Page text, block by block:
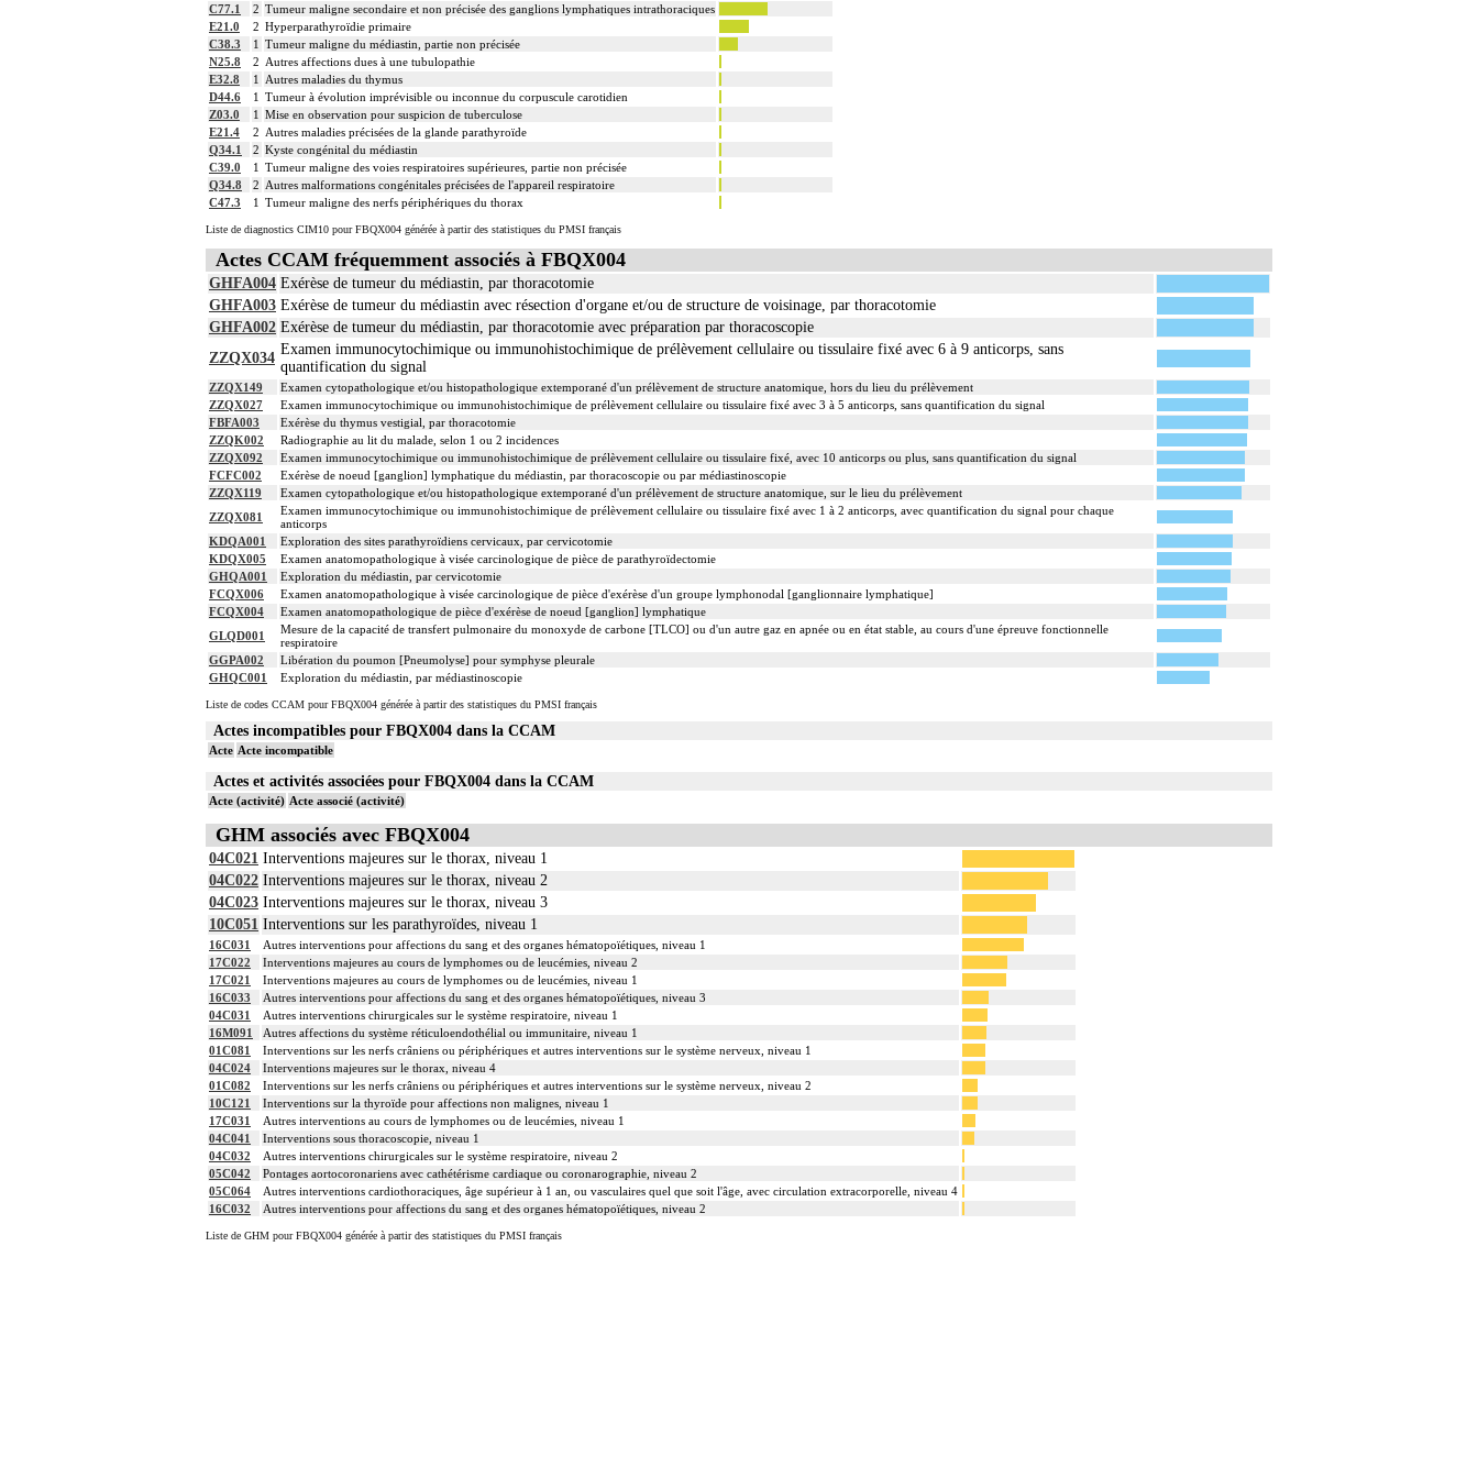
À l'exclusion de : examen anatomopathologique de lésion précancéreuse de découverte fortuite lors de l'examen anatomopathologique
5.1.8
Facturation :
un seul acte peut être facturé que l'exérèse soit monobloc ou en fragments non différenciés par le préleveur, partielle ou totale, pour chaque structure anatomique
C77.1
2 Tumeur maligne secondaire et non précisée des ganglions lymphatiques intrathoraciques
E21.0
2 Hyperparathyroïdie primaire
C38.3
1 Tumeur maligne du médiastin, partie non précisée
N25.8
2 Autres affections dues à une tubulopathie
E32.8
1
Autres maladies du thymus
D44.6
1 Tumeur à évolution imprévisible ou inconnue du corpuscule carotidien
Z03.0
1 Mise en observation pour suspicion de tuberculose
E21.4
2 Autres maladies précisées de la glande parathyroïde
Q34.1
2 Kyste congénital du médiastin
C39.0
1 Tumeur maligne des voies respiratoires supérieures, partie non précisée
Q34.8
2 Autres malformations congénitales précisées de l'appareil respiratoire
C47.3
1 Tumeur maligne des nerfs périphériques du thorax
Liste de diagnostics CIM10 pour FBQX004 générée à partir des statistiques du PMSI français
Actes CCAM fréquemment associés à FBQX004
GHFA004 Exérèse de tumeur du médiastin, par thoracotomie
GHFA003 Exérèse de tumeur du médiastin avec résection d'organe et/ou de structure de voisinage, par thoracotomie
GHFA002 Exérèse de tumeur du médiastin, par thoracotomie avec préparation par thoracoscopie
ZZQX034
Examen immunocytochimique ou immunohistochimique de prélèvement cellulaire ou tissulaire fixé avec 6 à 9 anticorps, sans
quantification du signal
ZZQX149
Examen cytopathologique et/ou histopathologique extemporané d'un prélèvement de structure anatomique, hors du lieu du prélèvement
ZZQX027
Examen immunocytochimique ou immunohistochimique de prélèvement cellulaire ou tissulaire fixé avec 3 à 5 anticorps, sans quantification du signal
FBFA003
Exérèse du thymus vestigial, par thoracotomie
ZZQK002
Radiographie au lit du malade, selon 1 ou 2 incidences
ZZQX092
Examen immunocytochimique ou immunohistochimique de prélèvement cellulaire ou tissulaire fixé, avec 10 anticorps ou plus, sans quantification du signal
FCFC002
Exérèse de noeud [ganglion] lymphatique du médiastin, par thoracoscopie ou par médiastinoscopie
ZZQX119
Examen cytopathologique et/ou histopathologique extemporané d'un prélèvement de structure anatomique, sur le lieu du prélèvement
ZZQX081
Examen immunocytochimique ou immunohistochimique de prélèvement cellulaire ou tissulaire fixé avec 1 à 2 anticorps, avec quantification du signal pour chaque
anticorps
KDQA001
Exploration des sites parathyroïdiens cervicaux, par cervicotomie
KDQX005
Examen anatomopathologique à visée carcinologique de pièce de parathyroïdectomie
GHQA001
Exploration du médiastin, par cervicotomie
FCQX006
Examen anatomopathologique à visée carcinologique de pièce d'exérèse d'un groupe lymphonodal [ganglionnaire lymphatique]
FCQX004
Examen anatomopathologique de pièce d'exérèse de noeud [ganglion] lymphatique
GLQD001
Mesure de la capacité de transfert pulmonaire du monoxyde de carbone [TLCO] ou d'un autre gaz en apnée ou en état stable, au cours d'une épreuve fonctionnelle
respiratoire
GGPA002
Libération du poumon [Pneumolyse] pour symphyse pleurale
GHQC001
Exploration du médiastin, par médiastinoscopie
Liste de codes CCAM pour FBQX004 générée à partir des statistiques du PMSI français
Actes incompatibles pour FBQX004 dans la CCAM
Acte Acte incompatible
Actes et activités associées pour FBQX004 dans la CCAM
Acte (activité) Acte associé (activité)
GHM associés avec FBQX004
04C021 Interventions majeures sur le thorax, niveau 1
04C022 Interventions majeures sur le thorax, niveau 2
04C023 Interventions majeures sur le thorax, niveau 3
10C051 Interventions sur les parathyroïdes, niveau 1
16C031
Autres interventions pour affections du sang et des organes hématopoïétiques, niveau 1
17C022
Interventions majeures au cours de lymphomes ou de leucémies, niveau 2
17C021
Interventions majeures au cours de lymphomes ou de leucémies, niveau 1
16C033
Autres interventions pour affections du sang et des organes hématopoïétiques, niveau 3
04C031
Autres interventions chirurgicales sur le système respiratoire, niveau 1
16M091
Autres affections du système réticuloendothélial ou immunitaire, niveau 1
01C081
Interventions sur les nerfs crâniens ou périphériques et autres interventions sur le système nerveux, niveau 1
04C024
Interventions majeures sur le thorax, niveau 4
01C082
Interventions sur les nerfs crâniens ou périphériques et autres interventions sur le système nerveux, niveau 2
10C121
Interventions sur la thyroïde pour affections non malignes, niveau 1
17C031
Autres interventions au cours de lymphomes ou de leucémies, niveau 1
04C041
Interventions sous thoracoscopie, niveau 1
04C032
Autres interventions chirurgicales sur le système respiratoire, niveau 2
05C042
Pontages aortocoronariens avec cathétérisme cardiaque ou coronarographie, niveau 2
05C064
Autres interventions cardiothoraciques, âge supérieur à 1 an, ou vasculaires quel que soit l'âge, avec circulation extracorporelle, niveau 4
16C032
Autres interventions pour affections du sang et des organes hématopoïétiques, niveau 2
Liste de GHM pour FBQX004 générée à partir des statistiques du PMSI français